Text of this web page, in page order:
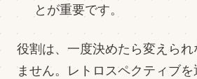
とが重要です。
役割は、一度決めたら変えられ
ません。レトロスペクティブ